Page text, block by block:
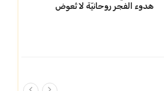
هدوء الفجر روحانيّة لا تُعوض